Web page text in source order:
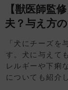
【獣医師監
夫？与え方
「犬にチーズを
す。犬に与えて
レルギーや下痢
についても紹介